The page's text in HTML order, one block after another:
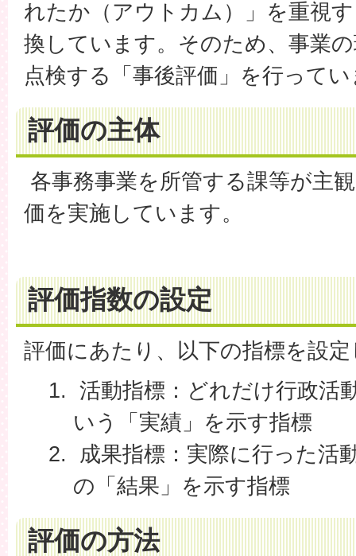
れたか（アウトカム）」を重視
換しています。そのため、事業
点検する「事後評価」を行って
評価の主体
各事務事業を所管する課等が主
価を実施しています。
評価指数の設定
評価にあたり、以下の指標を設
活動指標：どれだけ行政活
いう「実績」を示す指標
成果指標：実際に行った活
の「結果」を示す指標
評価の方法